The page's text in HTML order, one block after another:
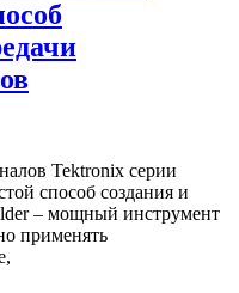
Tektronix серии
способ создания и
– мощный инструмент
применять